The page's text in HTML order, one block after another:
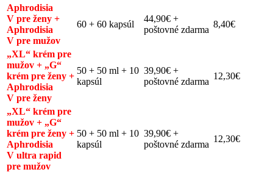
Aphrodisia
V pre ženy +
Aphrodisia
V pre mužov
60 + 60 kapsúl
44,90€ +
poštovné zdarma
8,40€
„XL“ krém pre
mužov + „G“
krém pre ženy +
Aphrodisia
V pre ženy
50 + 50 ml + 10
kapsúl
39,90€ +
poštovné zdarma
12,30€
„XL“ krém pre
mužov + „G“
krém pre ženy +
Aphrodisia
V ultra rapid
pre mužov
50 + 50 ml + 10
kapsúl
39,90€ +
poštovné zdarma
12,30€